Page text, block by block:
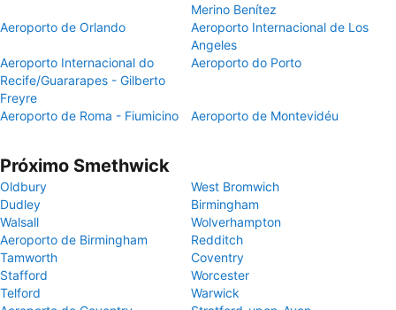
Merino Benítez
Aeroporto de Orlando
Aeroporto Internacional de Los
Angeles
Aeroporto Internacional do
Recife/Guararapes - Gilberto
Freyre
Aeroporto do Porto
Aeroporto de Roma - Fiumicino Aeroporto de Montevidéu
Próximo Smethwick
Oldbury
West Bromwich
Dudley
Birmingham
Walsall
Wolverhampton
Aeroporto de Birmingham
Redditch
Tamworth
Coventry
Stafford
Worcester
Telford
Warwick